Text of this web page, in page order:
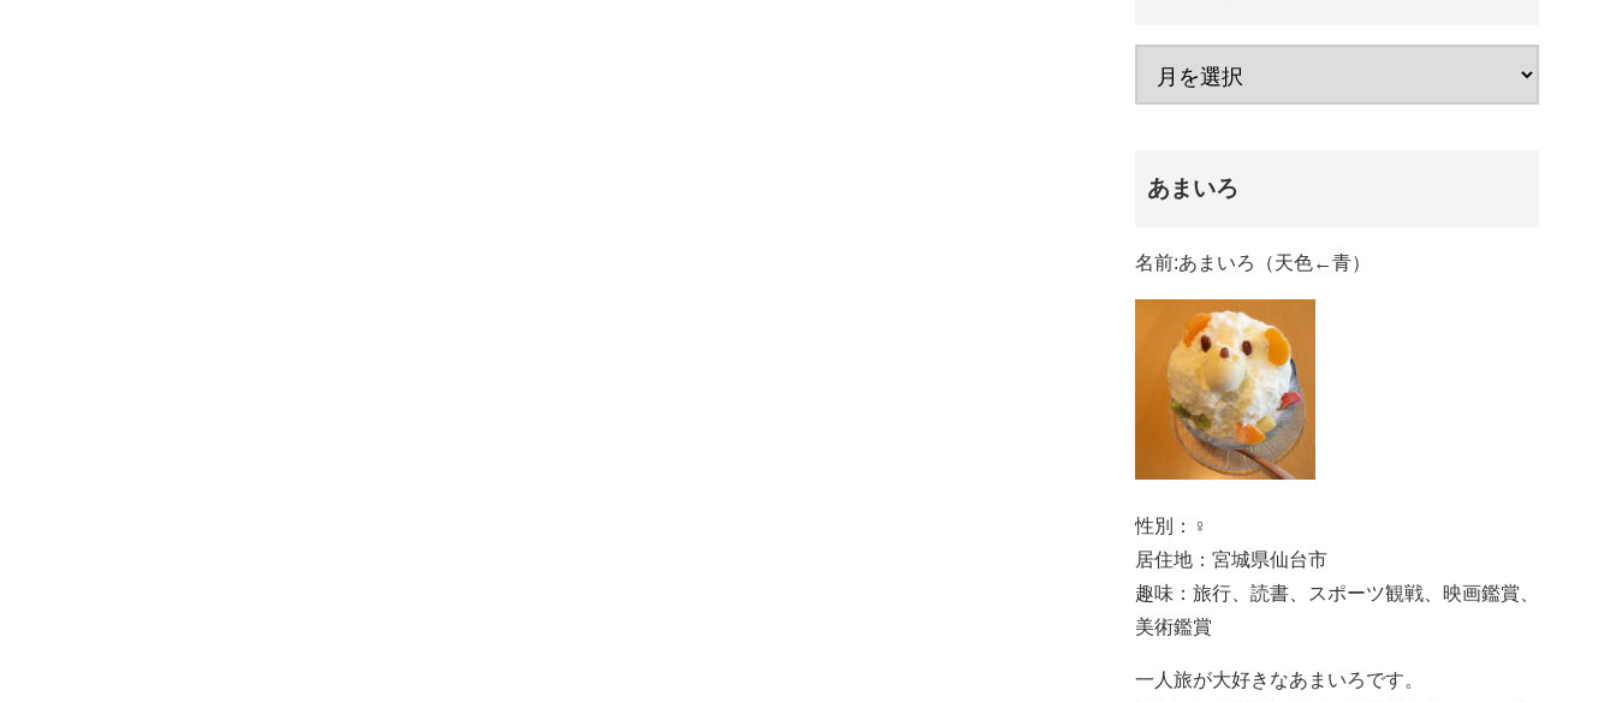
あまいろ
名前:あまいろ（天色←青）
性別：♀
居住地：宮城県仙台市
趣味：旅行、読書、スポーツ観戦、映画鑑賞、
美術鑑賞
一人旅が大好きなあまいろです。